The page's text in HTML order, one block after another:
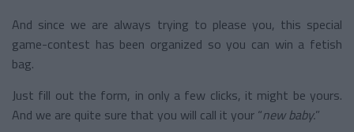
And since we are always trying to please you, this special
game-contest has been organized so you can win a fetish
bag.
Just fill out the form, in only a few clicks, it might be yours.
And we are quite sure that you will call it your “new baby.”